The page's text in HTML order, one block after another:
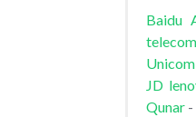
Baidu
telecom
Unicom
JD
Qunar-